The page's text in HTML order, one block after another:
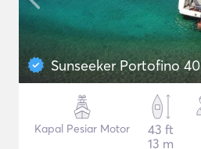
Sunseeker Portofino 40
Kapal Pesiar Motor
43 ft
13 m